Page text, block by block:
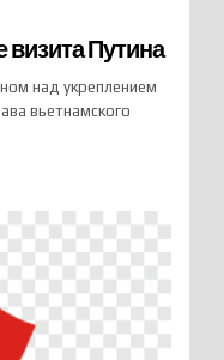
Путина
над укреплением
вьетнамского